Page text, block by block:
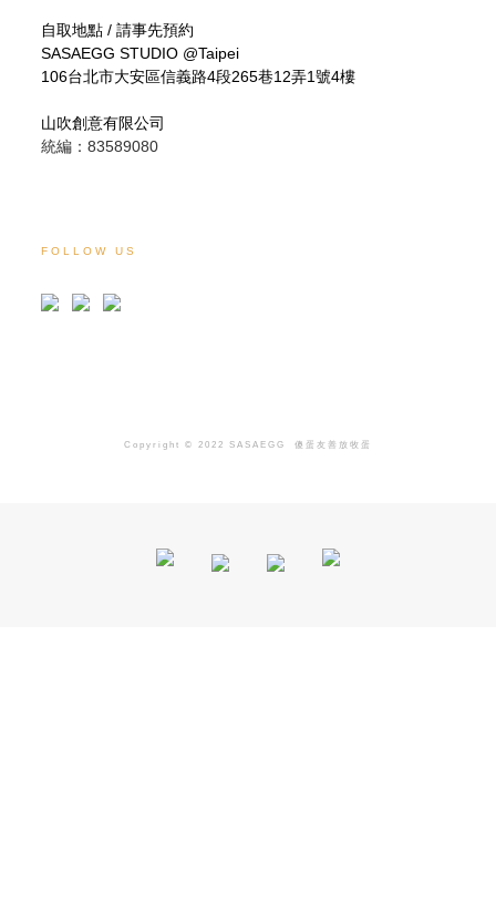
自取地點 / 請事先預約
SASAEGG STUDIO @Taipei
106台北市大安區信義路4段265巷12弄1號4樓
山吹創意有限公司
統編：83589080
FOLLOW US
Copyright © 2022 SASAEGG 傻蛋友善放牧蛋